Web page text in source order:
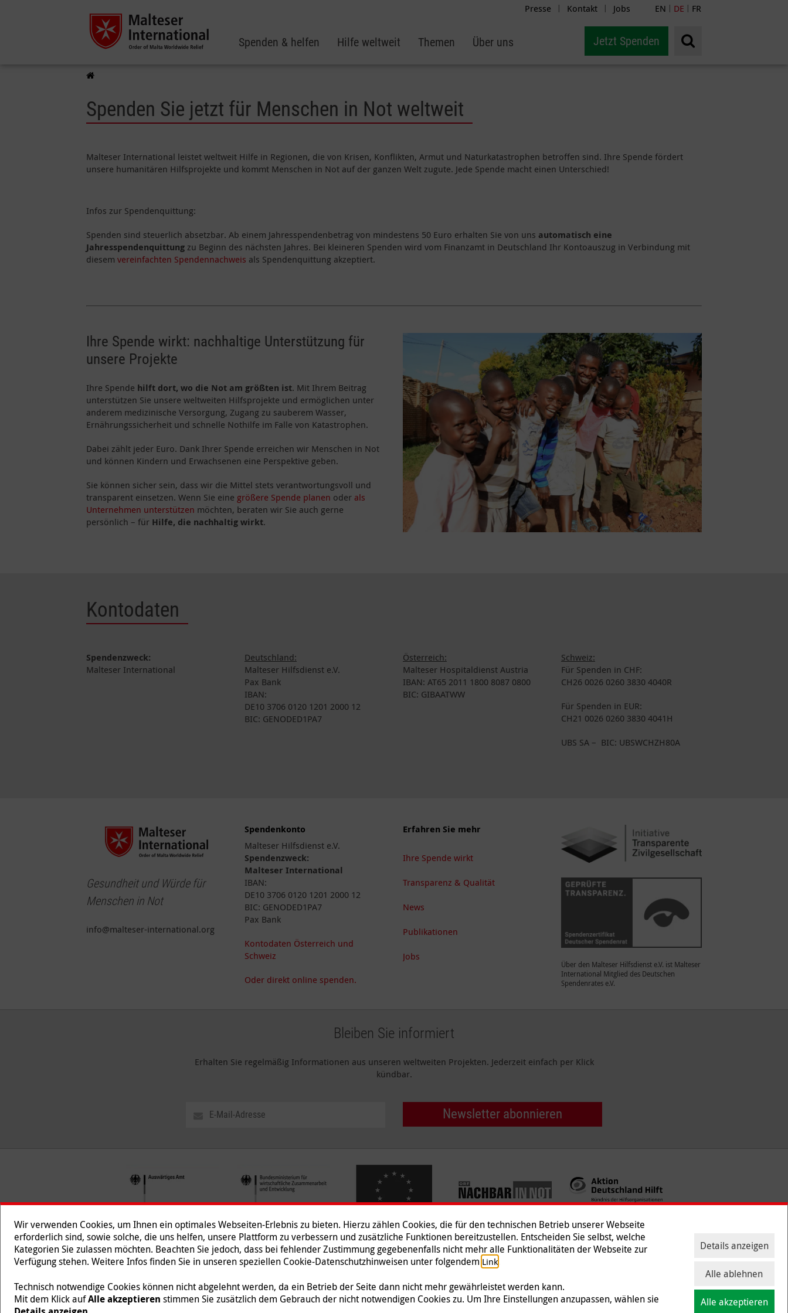
Presse | Kontakt | Jobs EN | DE | FR
Spenden & helfen Hilfe weltweit Themen Über uns Jetzt Spenden
Spenden Sie jetzt für Menschen in Not weltweit
Malteser International leistet weltweit Hilfe in Regionen, die von Krisen, Konflikten, Armut und Naturkatastrophen betroffen sind. Ihre Spende fördert
unsere humanitären Hilfsprojekte und kommt Menschen in Not auf der ganzen Welt zugute. Jede Spende macht einen Unterschied!
Infos zur Spendenquittung:
Spenden sind steuerlich absetzbar. Ab einem Jahresspendenbetrag von mindestens 50 Euro erhalten Sie von uns automatisch eine
Jahresspendenquittung zu Beginn des nächsten Jahres. Bei kleineren Spenden wird vom Finanzamt in Deutschland Ihr Kontoauszug in Verbindung mit
diesem vereinfachten Spendennachweis als Spendenquittung akzeptiert.
Ihre Spende wirkt: nachhaltige Unterstützung für
unsere Projekte
Ihre Spende hilft dort, wo die Not am größten ist. Mit Ihrem Beitrag
unterstützen Sie unsere weltweiten Hilfsprojekte und ermöglichen unter
anderem medizinische Versorgung, Zugang zu sauberem Wasser,
Ernährungssicherheit und schnelle Nothilfe im Falle von Katastrophen.
Dabei zählt jeder Euro. Dank Ihrer Spende erreichen wir Menschen in Not
und können Kindern und Erwachsenen eine Perspektive geben.
Sie können sicher sein, dass wir die Mittel stets verantwortungsvoll und
transparent einsetzen. Wenn Sie eine größere Spende planen oder als
Unternehmen unterstützen möchten, beraten wir Sie auch gerne
persönlich – für Hilfe, die nachhaltig wirkt.
Kontodaten
Spendenzweck:
Malteser International
Deutschland:
Malteser Hilfsdienst e.V.
Pax Bank
IBAN:
DE10 3706 0120 1201 2000 12
BIC: GENODED1PA7
Österreich:
Malteser Hospitaldienst Austria
IBAN: AT65 2011 1800 8087 0800
BIC: GIBAATWW
Schweiz:
Für Spenden in CHF:
CH26 0026 0260 3830 4040R
Für Spenden in EUR:
CH21 0026 0260 3830 4041H
UBS SA – BIC: UBSWCHZH80A
Gesundheit und Würde für
Menschen in Not
info@malteser-international.org
Spendenkonto
Malteser Hilfsdienst e.V.
Spendenzweck:
Malteser International
IBAN:
DE10 3706 0120 1201 2000 12
BIC: GENODED1PA7
Pax Bank
Kontodaten Österreich und
Schweiz
Oder direkt online spenden.
Erfahren Sie mehr
Ihre Spende wirkt
Transparenz & Qualität
News
Publikationen
Jobs
Über den Malteser Hilfsdienst e.V. ist Malteser
International Mitglied des Deutschen
Spendenrates e.V.
Bleiben Sie informiert
Erhalten Sie regelmäßig Informationen aus unseren weltweiten Projekten. Jederzeit einfach per Klick
kündbar.
Newsletter abonnieren
Folgen Sie uns
Impressum | Datenschutz | Kontakt | Presse
© 2026 Malteser International
Malteser International ist eine Organisationseinheit des Malteser Hilfsdienst e.V., der als gemeinnützige Organisation von der Körperschafts- und Gewerbesteuer befreit ist (Steuernummer
218/5990/0018).
Wir verwenden Cookies, um Ihnen ein optimales Webseiten-Erlebnis zu bieten. Hierzu zählen Cookies, die für den technischen Betrieb unserer Webseite
erforderlich sind, sowie solche, die uns helfen, unsere Plattform zu verbessern und zusätzliche Funktionen bereitzustellen. Entscheiden Sie selbst, welche
Kategorien Sie zulassen möchten. Beachten Sie jedoch, dass bei fehlender Zustimmung gegebenenfalls nicht mehr alle Funktionalitäten der Webseite zur
Verfügung stehen. Weitere Infos finden Sie in unseren speziellen Cookie-Datenschutzhinweisen unter folgendem Link.
Technisch notwendige Cookies können nicht abgelehnt werden, da ein Betrieb der Seite dann nicht mehr gewährleistet werden kann.
Mit dem Klick aufAlle akzeptieren stimmen Sie zusätzlich dem Gebrauch der nicht notwendigen Cookies zu. Um Ihre Einstellungen anzupassen, wählen sie
Alle ablehnen
Alle akzeptieren
Details anzeigen